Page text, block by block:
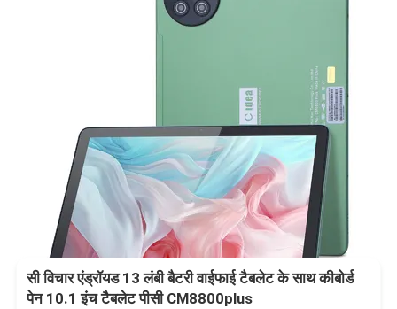
सी विचार एंड्रॉयड 13 लंबी बैटरी वाईफाई टैबलेट के साथ कीबोर्ड
पेन 10.1 इंच टैबलेट पीसी CM8800plus